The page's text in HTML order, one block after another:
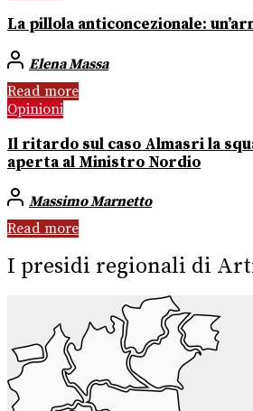
La pillola anticoncezionale:
Elena Massa
Read more
Opinioni
Il ritardo sul caso Almasri la
aperta al Ministro Nordio
Massimo Marnetto
Read more
I presidi regionali di